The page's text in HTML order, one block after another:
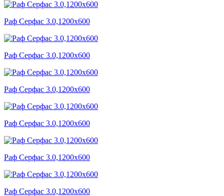
Раф Серфас 3.0,1200x600
Раф Серфас 3.0,1200x600
Раф Серфас 3.0,1200x600
Раф Серфас 3.0,1200x600
Раф Серфас 3.0,1200x600
Раф Серфас 3.0,1200x600